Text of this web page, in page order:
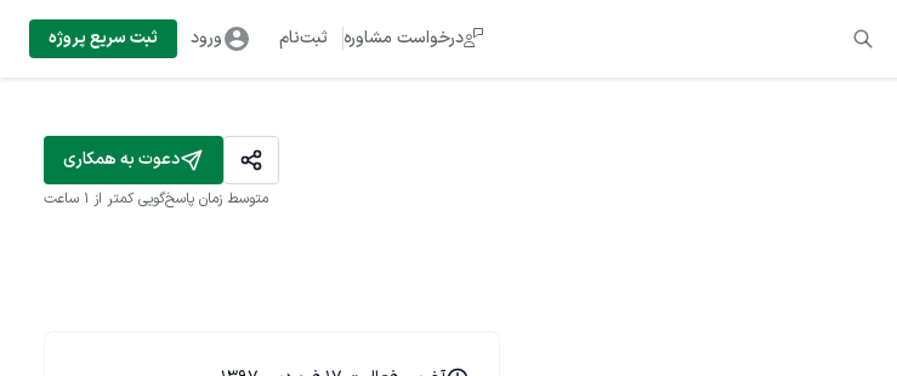
درخواست مشاوره ثبت‌نام ورود ثبت سریع پروژه
دعوت به همکاری
متوسط زمان پاسخ‌گویی کمتر از 1 ساعت